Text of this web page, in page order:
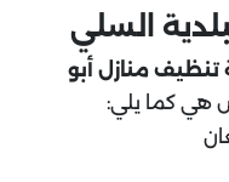
السلي
تنظيف منازل أبو
هي كما يلي: